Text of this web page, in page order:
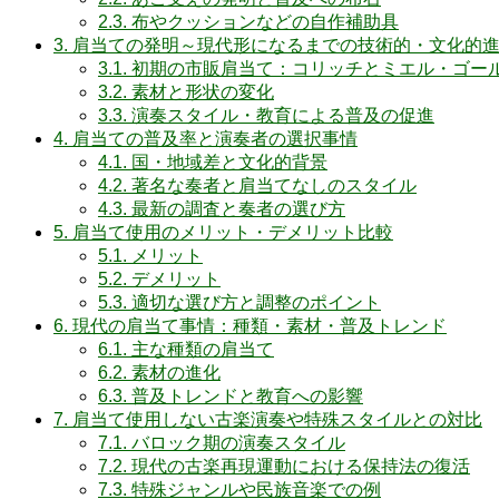
2.3. 布やクッションなどの自作補助具
3. 肩当ての発明～現代形になるまでの技術的・文化的
3.1. 初期の市販肩当て：コリッチとミエル・ゴー
3.2. 素材と形状の変化
3.3. 演奏スタイル・教育による普及の促進
4. 肩当ての普及率と演奏者の選択事情
4.1. 国・地域差と文化的背景
4.2. 著名な奏者と肩当てなしのスタイル
4.3. 最新の調査と奏者の選び方
5. 肩当て使用のメリット・デメリット比較
5.1. メリット
5.2. デメリット
5.3. 適切な選び方と調整のポイント
6. 現代の肩当て事情：種類・素材・普及トレンド
6.1. 主な種類の肩当て
6.2. 素材の進化
6.3. 普及トレンドと教育への影響
7. 肩当て使用しない古楽演奏や特殊スタイルとの対比
7.1. バロック期の演奏スタイル
7.2. 現代の古楽再現運動における保持法の復活
7.3. 特殊ジャンルや民族音楽での例